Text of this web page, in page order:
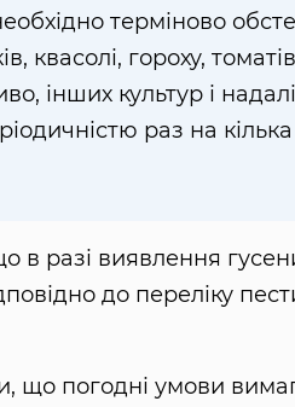
терміново
квасолі, гороху,
інших культур і
раз на
в разі виявлення
до переліку
що погодні умови